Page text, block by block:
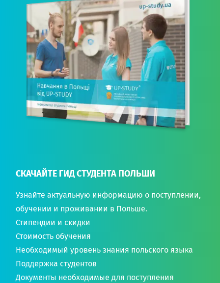
СКАЧАЙТЕ ГИД СТУДЕНТА ПОЛЬШИ
Узнайте актуальную информацию о поступлении,
обучении и проживании в Польше.
Стипендии и скидки
Стоимость обучения
Необходимый уровень знания польского языка
Поддержка студентов
Документы необходимые для поступления